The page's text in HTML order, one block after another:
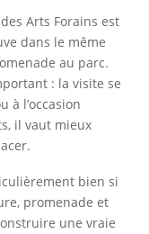
Arts Forains est
dans le même
au parc.
: la visite se
à l’occasion
il vaut mieux
bien si
promenade et
une vraie